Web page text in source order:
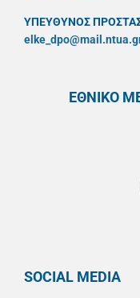
ΥΠΕΥΘYΝΟΣ
ΕΘΝΙΚΟ
SOCIAL MEDIA